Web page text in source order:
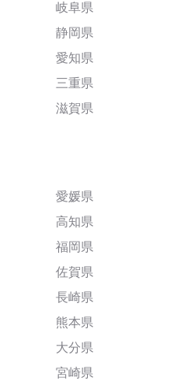
岐阜県
静岡県
愛知県
三重県
滋賀県
愛媛県
高知県
福岡県
佐賀県
長崎県
熊本県
大分県
宮崎県